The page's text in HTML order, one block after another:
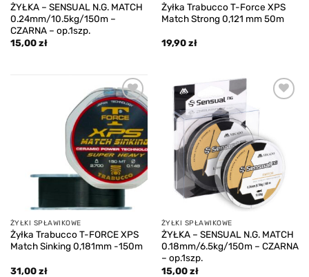
ŻYŁKA – SENSUAL N.G. MATCH
0.24mm/10.5kg/150m –
CZARNA – op.1szp.
15,00zł
Żyłka Trabucco T-Force XPS
Match Strong 0,121 mm 50m
19,90zł
Add to
wishlist
ŻYŁKI SPŁAWIKOWE
Żyłka Trabucco T-FORCE XPS
Match Sinking 0,181mm -150m
31,00zł
ŻYŁKI SPŁAWIKOWE
ŻYŁKA – SENSUAL N.G. MATCH
0.18mm/6.5kg/150m – CZARNA
– op.1szp.
15,00zł